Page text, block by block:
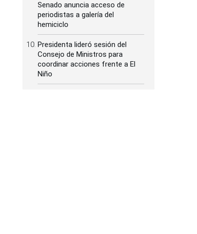
Senado anuncia acceso de
periodistas a galería del
hemiciclo
Presidenta lideró sesión del
Consejo de Ministros para
coordinar acciones frente a El
Niño